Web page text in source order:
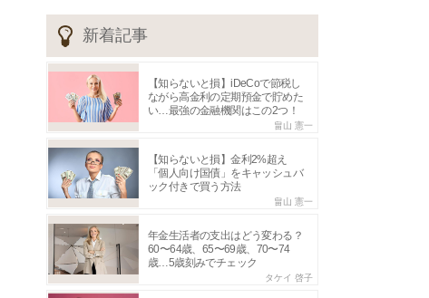
新着記事
【知らないと損】iDeCoで節税し
ながら高金利の定期預金で貯めた
い…最強の金融機関はこの2つ！
畠山 憲一
【知らないと損】金利2%超え
「個人向け国債」をキャッシュバ
ック付きで買う方法
畠山 憲一
年金生活者の支出はどう変わる？
60〜64歳、65〜69歳、70〜74
歳…5歳刻みでチェック
タケイ 啓子